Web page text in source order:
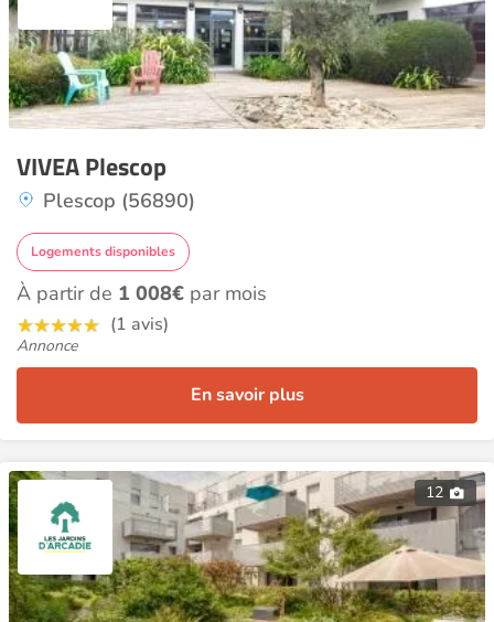
VIVEA Plescop
Plescop (56890)
Logements disponibles
À partir de 1 008€ par mois
(1 avis)
Annonce
En savoir plus
12